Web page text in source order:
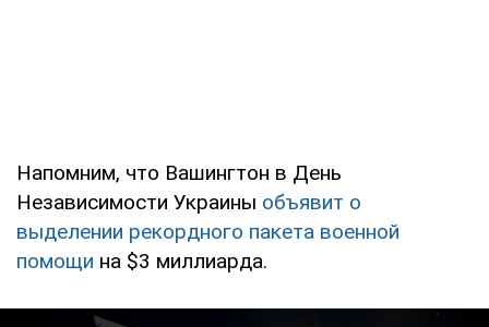
Напомним, что Вашингтон в День
Независимости Украины объявит о
выделении рекордного пакета военной
помощи на $3 миллиарда.